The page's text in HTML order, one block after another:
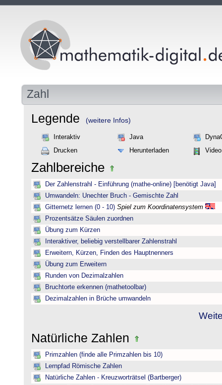
Zahl
Legende (weitere Infos)
Interaktiv Java
Drucken
Herunterladen Video
Zahlbereiche
Der Zahlenstrahl - Einführung (mathe-online) [benötigt Java]
Umwandeln: Unechter Bruch - Gemischte Zahl
Gitternetz lernen (0 - 10) Spiel zum Koordinatensystem
Prozentsätze Säulen zuordnen
Übung zum Kürzen
Interaktiver, beliebig verstellbarer Zahlenstrahl
Erweitern, Kürzen, Finden des Hauptnenners
Übung zum Erweitern
Runden von Dezimalzahlen
Bruchtorte erkennen (mathetoolbar)
Dezimalzahlen in Brüche umwandeln
Natürliche Zahlen
Primzahlen (finde alle Primzahlen bis 10)
Lernpfad Römische Zahlen
Natürliche Zahlen - Kreuzworträtsel (Bartberger)